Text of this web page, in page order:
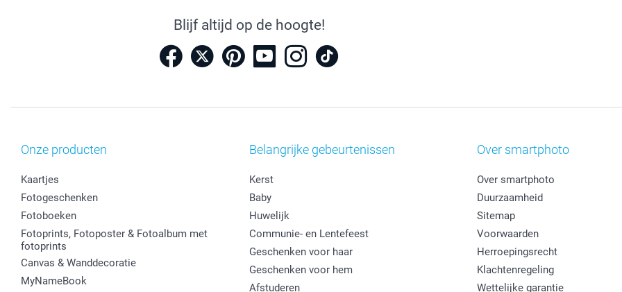
Blijf altijd op de hoogte!
Onze producten
Kaartjes
Fotogeschenken
Fotoboeken
Fotoprints, Fotoposter & Fotoalbum met
fotoprints
Canvas & Wanddecoratie
MyNameBook
Belangrijke gebeurtenissen
Kerst
Baby
Huwelijk
Communie- en Lentefeest
Geschenken voor haar
Geschenken voor hem
Afstuderen
Over smartphoto
Over smartphoto
Duurzaamheid
Sitemap
Voorwaarden
Herroepingsrecht
Klachtenregeling
Wettelijke garantie